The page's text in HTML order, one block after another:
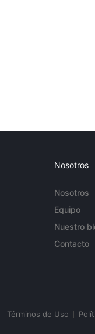
Nosotros
Nosotros
Equipo
Nuestro
Contacto
Términos de Uso